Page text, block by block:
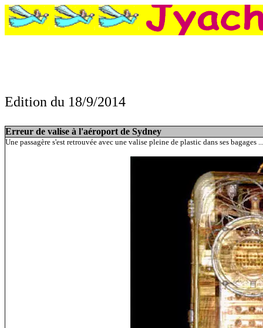
Edition du 18/9/2014
Erreur de valise à l'aéroport de Sydney
Une passagère s'est retrouvée avec une valise pleine de plastic dans ses bagages ...